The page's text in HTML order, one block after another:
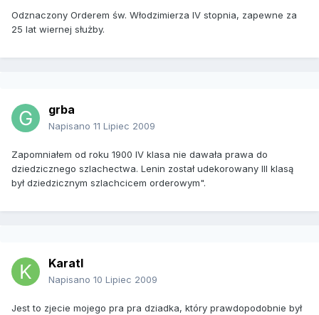
Odznaczony Orderem św. Włodzimierza IV stopnia, zapewne za
25 lat wiernej służby.
grba
Napisano 11 Lipiec 2009
Zapomniałem od roku 1900 IV klasa nie dawała prawa do
dziedzicznego szlachectwa. Lenin został udekorowany III klasą
był dziedzicznym szlachcicem orderowym".
KaratI
Napisano 10 Lipiec 2009
Jest to zjecie mojego pra pra dziadka, który prawdopodobnie był